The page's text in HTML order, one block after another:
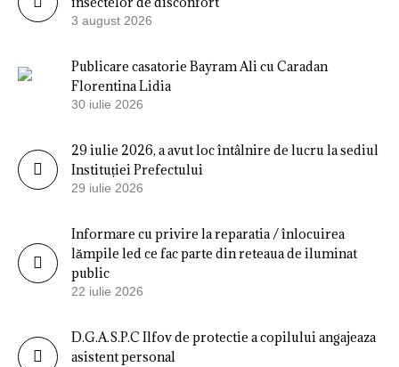
3 august 2026
Publicare casatorie Bayram Ali cu Caradan
Florentina Lidia
30 iulie 2026
29 iulie 2026, a avut loc întâlnire de lucru la sediul
Instituției Prefectului
29 iulie 2026
Informare cu privire la reparatia / înlocuirea
lămpile led ce fac parte din reteaua de iluminat
public
22 iulie 2026
D.G.A.S.P.C Ilfov de protectie a copilului angajeaza
asistent personal